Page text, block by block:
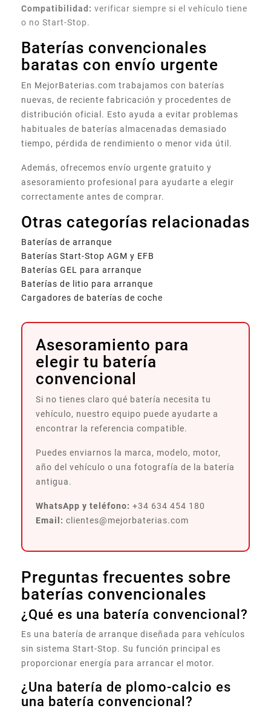
Compatibilidad: verificar siempre si el vehículo tiene
o no Start-Stop.
Baterías convencionales
baratas con envío urgente
En MejorBaterias.com trabajamos con baterías
nuevas, de reciente fabricación y procedentes de
distribución oficial. Esto ayuda a evitar problemas
habituales de baterías almacenadas demasiado
tiempo, pérdida de rendimiento o menor vida útil.
Además, ofrecemos envío urgente gratuito y
asesoramiento profesional para ayudarte a elegir
correctamente antes de comprar.
Otras categorías relacionadas
Baterías de arranque
Baterías Start-Stop AGM y EFB
Baterías GEL para arranque
Baterías de litio para arranque
Cargadores de baterías de coche
Asesoramiento para
elegir tu batería
convencional
Si no tienes claro qué batería necesita tu
vehículo, nuestro equipo puede ayudarte a
encontrar la referencia compatible.
Puedes enviarnos la marca, modelo, motor,
año del vehículo o una fotografía de la batería
antigua.
WhatsApp y teléfono: +34 634 454 180
Email: clientes@mejorbaterias.com
Preguntas frecuentes sobre
baterías convencionales
¿Qué es una batería convencional?
Es una batería de arranque diseñada para vehículos
sin sistema Start-Stop. Su función principal es
proporcionar energía para arrancar el motor.
¿Una batería de plomo-calcio es
una batería convencional?